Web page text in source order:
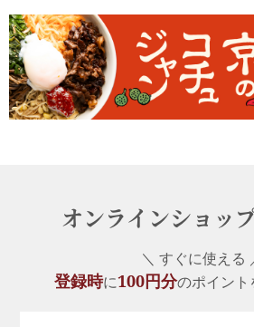
オンラインショッ
＼ すぐに使える
登録時に100円分のポイント